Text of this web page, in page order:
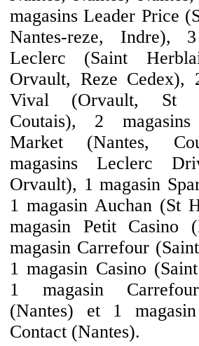
magasins Leader Price
Nantes-reze, Indre),
Leclerc (Saint
Orvault, Reze Cedex),
Vival (Orvault, St
Coutais), 2 magasins
Market (Nantes,
magasins Leclerc
Orvault), 1 magasin
1 magasin Auchan (St
magasin Petit Casino
magasin Carrefour
1 magasin Casino
1 magasin
(Nantes) et 1
Contact (Nantes).